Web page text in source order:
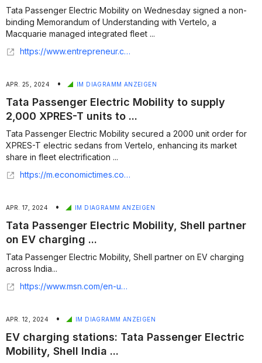
Tata Passenger Electric Mobility on Wednesday signed a non-
binding Memorandum of Understanding with Vertelo, a
Macquarie managed integrated fleet ...
https://www.entrepreneur.com/en-in/news-and-trends/tata-passenger-electric-mobility-partners-with-vertelo-to/473164
APR. 25, 2024 • IM DIAGRAMM ANZEIGEN
Tata Passenger Electric Mobility to supply
2,000 XPRES-T units to ...
Tata Passenger Electric Mobility secured a 2000 unit order for
XPRES-T electric sedans from Vertelo, enhancing its market
share in fleet electrification ...
https://m.economictimes.com/industry/renewables/tata-passenger-electric-mobility-to-supply-2000-xpres-t-units-to-vertelo/articleshow/109564239.cms
APR. 17, 2024 • IM DIAGRAMM ANZEIGEN
Tata Passenger Electric Mobility, Shell partner
on EV charging ...
Tata Passenger Electric Mobility, Shell partner on EV charging
across India...
https://www.msn.com/en-us/news/technology/tata-passenger-electric-mobility-shell-partner-on-ev-charging-across-india/ar-BB1lFq3o
APR. 12, 2024 • IM DIAGRAMM ANZEIGEN
EV charging stations: Tata Passenger Electric
Mobility, Shell India ...